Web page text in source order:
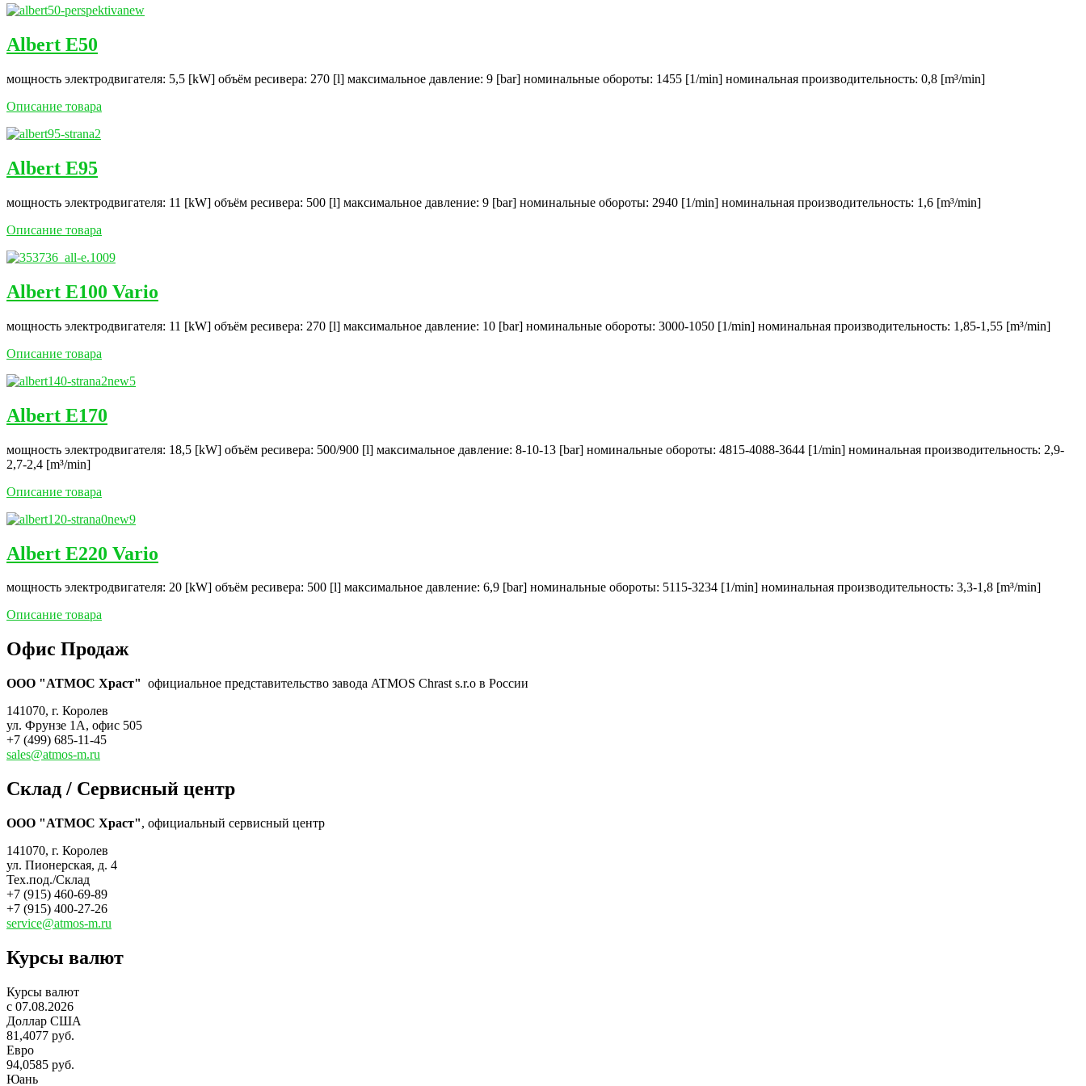
Albert E50
мощность электродвигателя: 5,5 [kW] объём ресивера: 270 [l] максимальное давление: 9 [bar] номинальные обороты: 1455 [1/min] номинальная производительность: 0,8 [m³/min]
Описание товара
Albert E95
мощность электродвигателя: 11 [kW] объём ресивера: 500 [l] максимальное давление: 9 [bar] номинальные обороты: 2940 [1/min] номинальная производительность: 1,6 [m³/min]
Описание товара
Albert E100 Vario
мощность электродвигателя: 11 [kW] объём ресивера: 270 [l] максимальное давление: 10 [bar] номинальные обороты: 3000-1050 [1/min] номинальная производительность: 1,85-1,55 [m³/min]
Описание товара
Albert E170
мощность электродвигателя: 18,5 [kW] объём ресивера: 500/900 [l] максимальное давление: 8-10-13 [bar] номинальные обороты: 4815-4088-3644 [1/min] номинальная производительность: 2,9-
2,7-2,4 [m³/min]
Описание товара
Albert E220 Vario
мощность электродвигателя: 20 [kW] объём ресивера: 500 [l] максимальное давление: 6,9 [bar] номинальные обороты: 5115-3234 [1/min] номинальная производительность: 3,3-1,8 [m³/min]
Описание товара
Офис Продаж
ООО "АТМОС Храст" официальное представительство завода ATMOS Chrast s.r.o в России
141070, г. Королев
ул. Фрунзе 1А, офис 505
+7 (499) 685-11-45
sales@atmos-m.ru
Склад / Сервисный центр
ООО "АТМОС Храст", официальный сервисный центр
141070, г. Королев
ул. Пионерская, д. 4
Тех.под./Склад
+7 (915) 460-69-89
+7 (915) 400-27-26
service@atmos-m.ru
Курсы валют
Курсы валют
c 07.08.2026
Доллар США
81,4077 руб.
Евро
94,0585 руб.
Юань